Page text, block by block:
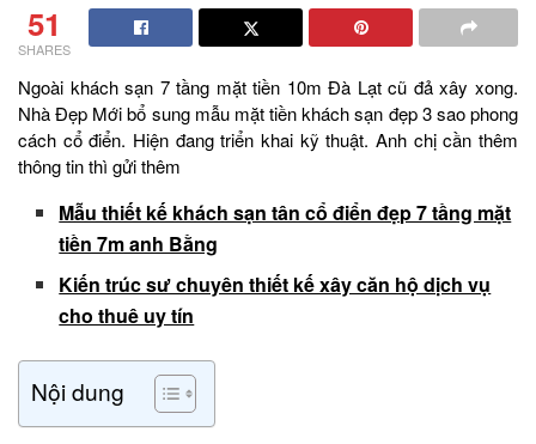
51
SHARES
Ngoài khách sạn 7 tầng mặt tiền 10m Đà Lạt cũ đả xây xong.
Nhà Đẹp Mới bổ sung mẫu mặt tiền khách sạn đẹp 3 sao phong
cách cổ điển. Hiện đang triển khai kỹ thuật. Anh chị cần thêm
thông tin thì gửi thêm
Mẫu thiết kế khách sạn tân cổ điển đẹp 7 tầng mặt
tiền 7m anh Bằng
Kiến trúc sư chuyên thiết kế xây căn hộ dịch vụ
cho thuê uy tín
Nội dung